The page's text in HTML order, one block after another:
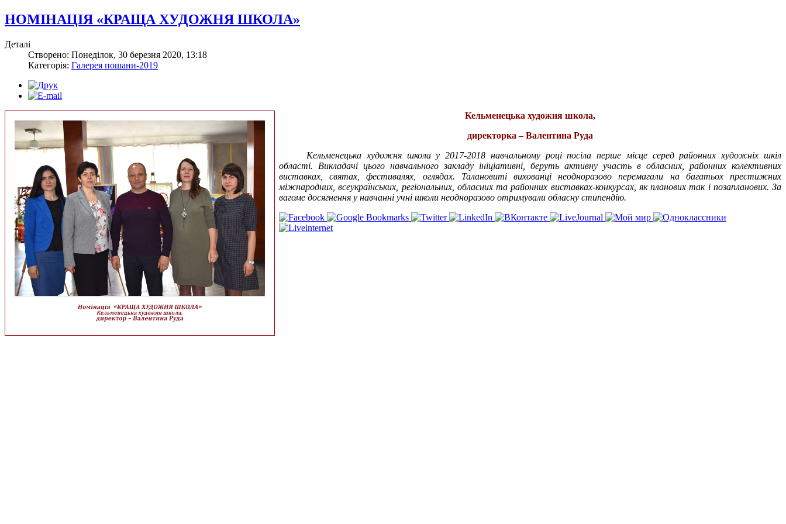
НОМІНАЦІЯ «КРАЩА ХУДОЖНЯ ШКОЛА»
Деталі
Створено: Понеділок, 30 березня 2020, 13:18
Категорія: Галерея пошани-2019
Кельменецька художня школа,
директорка – Валентина Руда
Кельменецька художня школа у 2017-2018 навчальному році посіла перше місце серед районних художніх шкіл
області. Викладачі цього навчального закладу ініціативні, беруть активну участь в обласних, районних колективних
виставках, святах, фестивалях, оглядах. Талановиті вихованці неодноразово перемагали на багатьох престижних
міжнародних, всеукраїнських, регіональних, обласних та районних виставках-конкурсах, як планових так і позапланових. За
вагоме досягнення у навчанні учні школи неодноразово отримували обласну стипендію.